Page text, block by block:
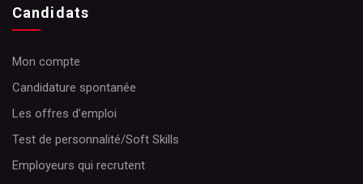
Candidats
Mon compte
Candidature spontanée
Les offres d’emploi
Test de personnalité/Soft Skills
Employeurs qui recrutent